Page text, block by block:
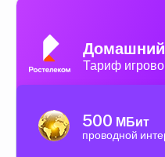
Домашний
Тариф
500 МБит
проводной